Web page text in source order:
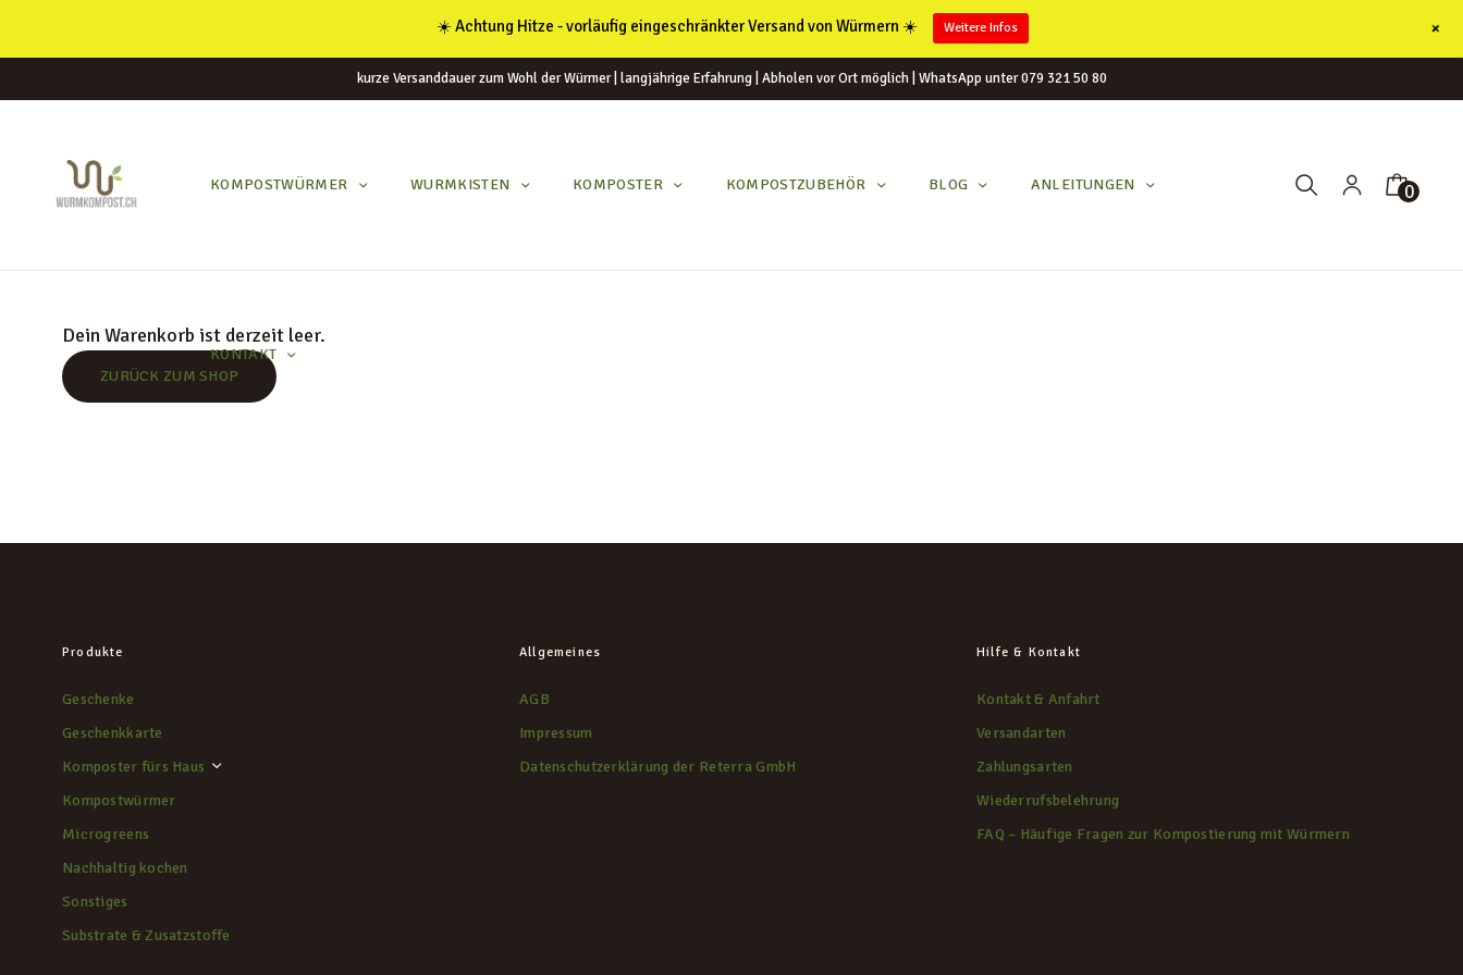
kurze Versanddauer zum Wohl der Würmer | langjährige Erfahrung | Abholen vor Ort möglich | WhatsApp unter 079 321 50 80
KOMPOSTWÜRMER WURMKISTEN KOMPOSTER KOMPOSTZUBEHÖR BLOG ANLEITUNGEN
KONTAKT
0
Dein Warenkorb ist derzeit leer.
ZURÜCK ZUM SHOP
Produkte
Geschenke
Geschenkkarte
Komposter fürs Haus
Kompostwürmer
Microgreens
Nachhaltig kochen
Sonstiges
Substrate & Zusatzstoffe
Allgemeines
AGB
Impressum
Datenschutzerklärung der Reterra GmbH
Hilfe & Kontakt
Kontakt & Anfahrt
Versandarten
Zahlungsarten
Wiederrufsbelehrung
FAQ – Häufige Fragen zur Kompostierung mit Würmern
☀️ Achtung Hitze - vorläufig eingeschränkter Versand von Würmern ☀️ Weitere Infos +
KOMPOSTWÜRMER
KOMPOSTZUBEHÖR
KONTAKT